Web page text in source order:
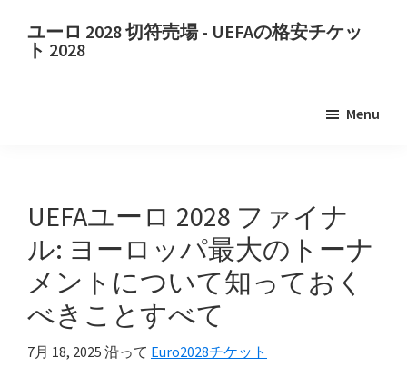
ユーロ 2028 切符売場 - UEFAの格安チケッ
ト 2028
符
売
場.
ユ
ー
2028
Menu
UEFAユーロ 2028 ファイナ
ル: ヨーロッパ最大のトーナ
メントについて知っておく
べきことすべて
7月 18, 2025 沿って Euro2028チケット